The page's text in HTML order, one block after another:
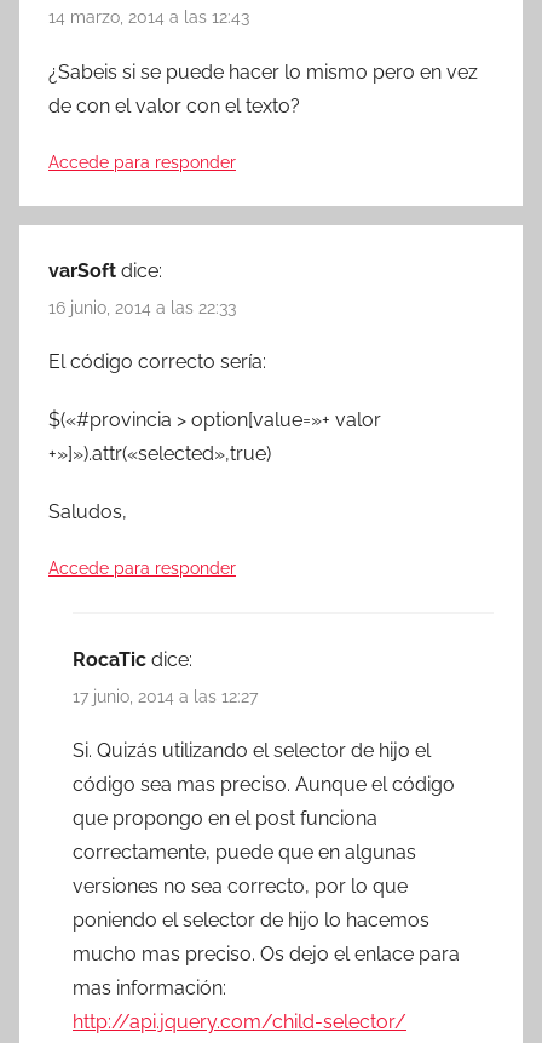
14 marzo, 2014 a las 12:43
¿Sabeis si se puede hacer lo mismo pero en vez
de con el valor con el texto?
Accede para responder
varSoft dice:
16 junio, 2014 a las 22:33
El código correcto sería:
$(«#provincia > option[value=»+ valor
+»]»).attr(«selected»,true)
Saludos,
Accede para responder
RocaTic dice:
17 junio, 2014 a las 12:27
Si. Quizás utilizando el selector de hijo el
código sea mas preciso. Aunque el código
que propongo en el post funciona
correctamente, puede que en algunas
versiones no sea correcto, por lo que
poniendo el selector de hijo lo hacemos
mucho mas preciso. Os dejo el enlace para
mas información:
http://api.jquery.com/child-selector/